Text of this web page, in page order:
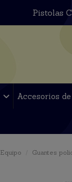
Pistolas
Accesorios
Equipo Guantes